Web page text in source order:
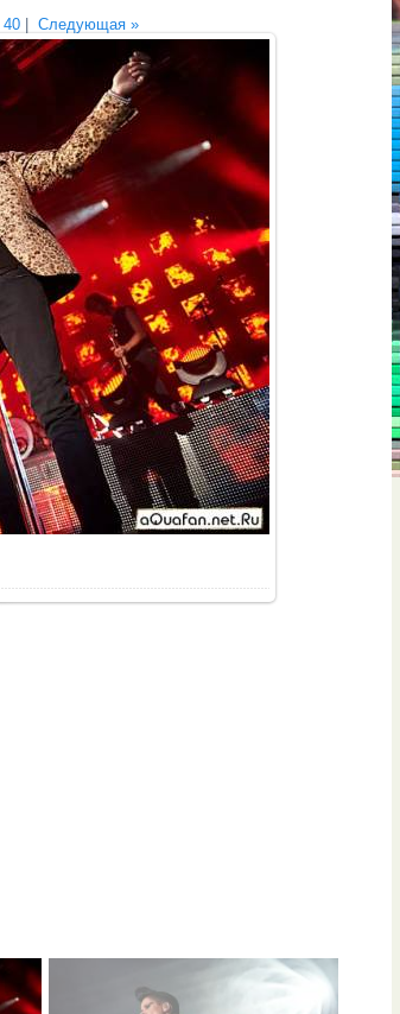
40| Следующая »